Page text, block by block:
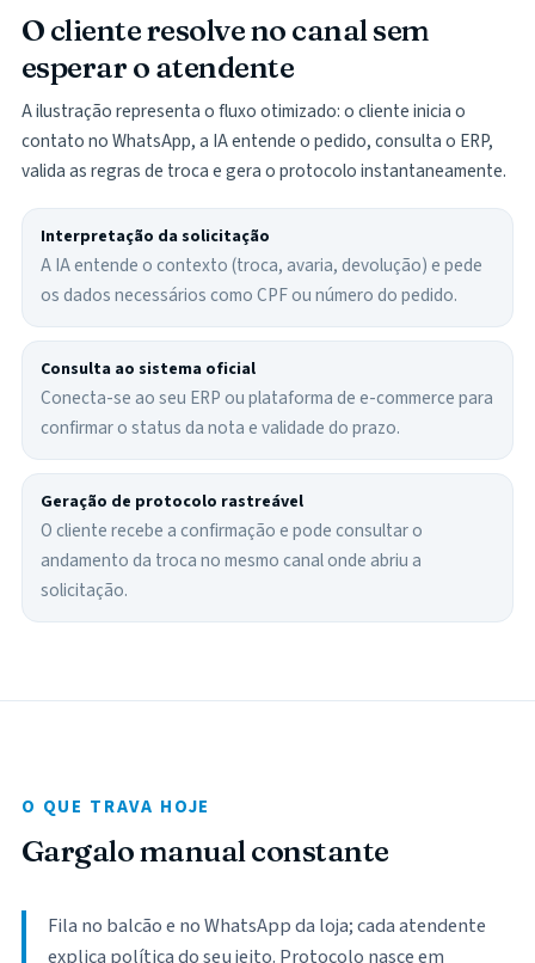
O cliente resolve no canal sem
esperar o atendente
A ilustração representa o fluxo otimizado: o cliente inicia o
contato no WhatsApp, a IA entende o pedido, consulta o ERP,
valida as regras de troca e gera o protocolo instantaneamente.
Interpretação da solicitação
A IA entende o contexto (troca, avaria, devolução) e pede
os dados necessários como CPF ou número do pedido.
Consulta ao sistema oficial
Conecta-se ao seu ERP ou plataforma de e-commerce para
confirmar o status da nota e validade do prazo.
Geração de protocolo rastreável
O cliente recebe a confirmação e pode consultar o
andamento da troca no mesmo canal onde abriu a
solicitação.
O QUE TRAVA HOJE
Gargalo manual constante
Fila no balcão e no WhatsApp da loja; cada atendente